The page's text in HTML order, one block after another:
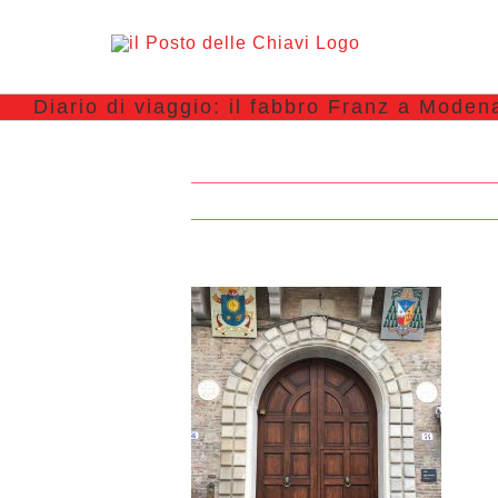
Diario di viaggio: il fabbro Franz a